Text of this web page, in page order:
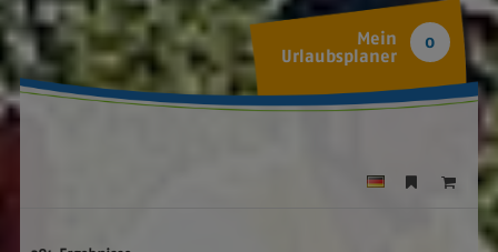
Mein
Urlaubsplaner
0